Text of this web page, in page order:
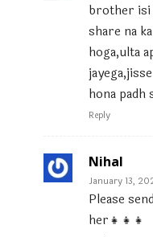
brother isi
share na
hoga,ulta
hona padh
Reply
Nihal
January 13,
Please
her👧👧👧